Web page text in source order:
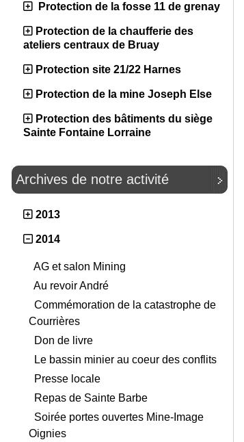
Protection de la fosse 11 de grenay
Protection de la chaufferie des
ateliers centraux de Bruay
Protection site 21/22 Harnes
Protection de la mine Joseph Else
Protection des bâtiments du siège
Sainte Fontaine Lorraine
Archives de notre activité
2013
2014
AG et salon Mining
Au revoir André
Commémoration de la catastrophe de
Courrières
Don de livre
Le bassin minier au coeur des conflits
Presse locale
Repas de Sainte Barbe
Soirée portes ouvertes Mine-Image
Oignies